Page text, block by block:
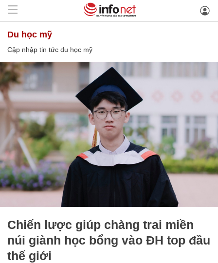
du học mỹ
Cập nhập tin tức du học mỹ
Chiến lược giúp chàng trai miền
núi giành học bổng vào ĐH top đầu
thế giới